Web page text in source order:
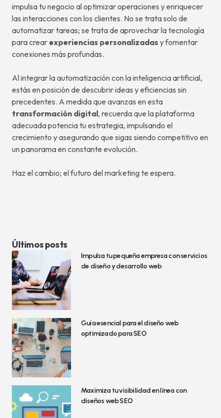
impulsa tu negocio al optimizar operaciones y enriquecer
las interacciones con los clientes. No se trata solo de
automatizar tareas; se trata de aprovechar la tecnología
para crear experiencias personalizadas y fomentar
conexiones más profundas.
Al integrar la automatización con la inteligencia artificial,
estás en posición de descubrir ideas y eficiencias sin
precedentes. A medida que avanzas en esta
transformación digital, recuerda que la plataforma
adecuada potencia tu estrategia, impulsando el
crecimiento y asegurando que sigas siendo competitivo en
un panorama en constante evolución.
Haz el cambio; el futuro del marketing te espera.
Últimos posts
Impulsa tu pequeña empresa con servicios
de diseño y desarrollo web
Guía esencial para el diseño web
optimizado para SEO
Maximiza tu visibilidad en línea con
diseños web SEO